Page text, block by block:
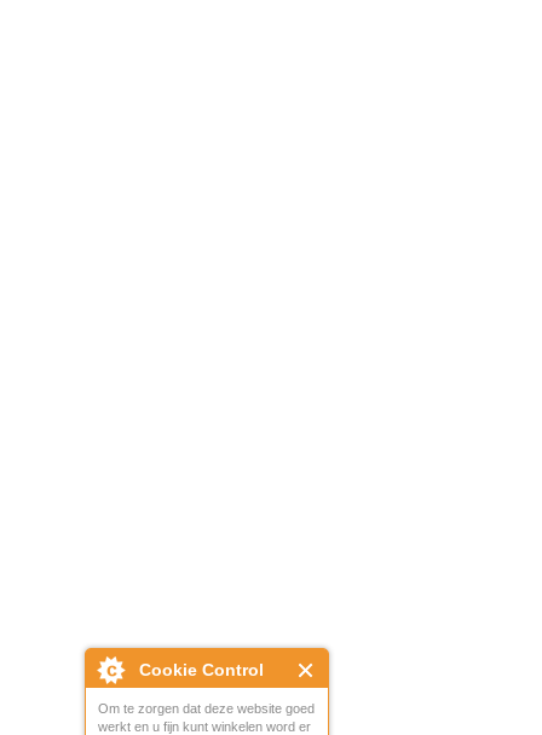
Cookie Control
Om te zorgen dat deze website goed
werkt en u fijn kunt winkelen word er